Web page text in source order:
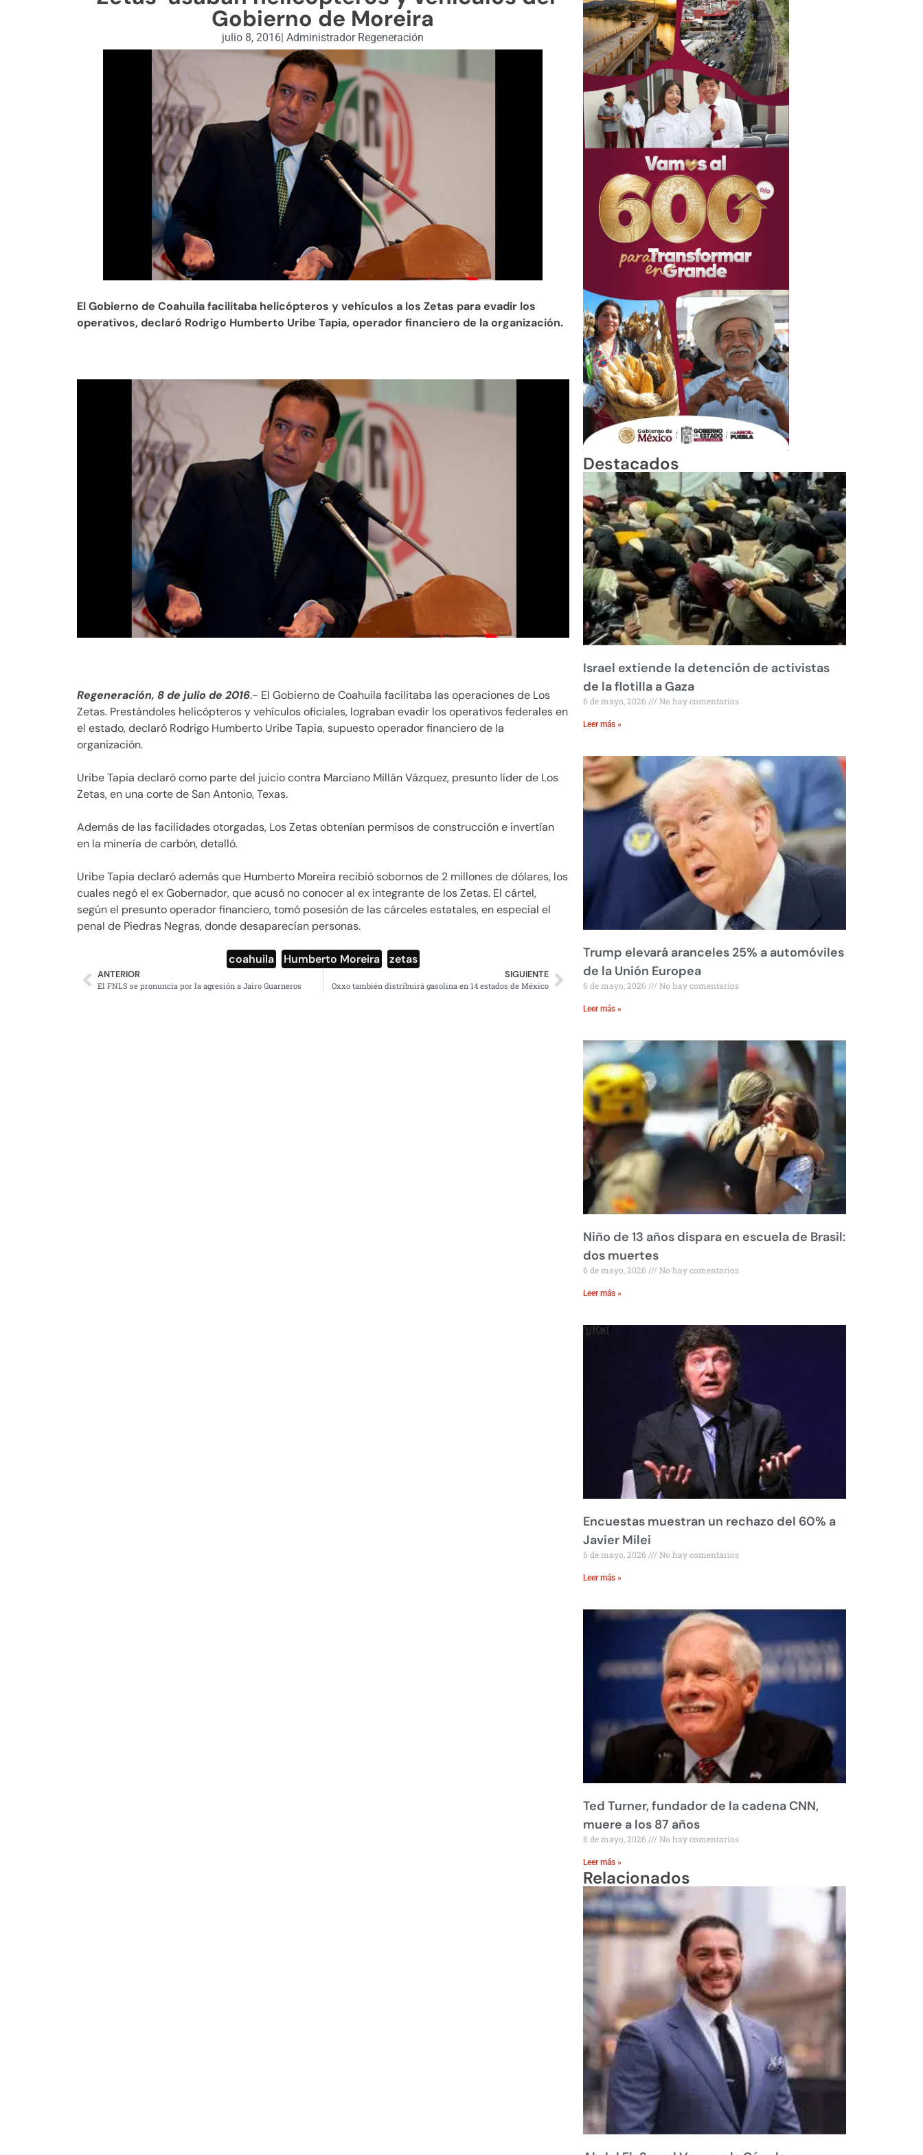
Gobierno de Moreira
julio 8, 2016 Administrador Regeneración
El Gobierno de Coahuila facilitaba helicópteros y vehículos a los Zetas para evadir los
operativos, declaró Rodrigo Humberto Uribe Tapia, operador financiero de la organización.
Regeneración, 8 de julio de 2016.- El Gobierno de Coahuila facilitaba las operaciones de Los
Zetas. Prestándoles helicópteros y vehículos oficiales, lograban evadir los operativos federales en
el estado, declaró Rodrigo Humberto Uribe Tapia, supuesto operador financiero de la
organización.
Uribe Tapia declaró como parte del juicio contra Marciano Millán Vázquez, presunto líder de Los
Zetas, en una corte de San Antonio, Texas.
Además de las facilidades otorgadas, Los Zetas obtenían permisos de construcción e invertían
en la minería de carbón, detalló.
Uribe Tapia declaró además que Humberto Moreira recibió sobornos de 2 millones de dólares, los
cuales negó el ex Gobernador, que acusó no conocer al ex integrante de los Zetas. El cártel,
según el presunto operador financiero, tomó posesión de las cárceles estatales, en especial el
penal de Piedras Negras, donde desaparecían personas.
coahuila Humberto Moreira zetas
ANTERIOR
El FNLS se pronuncia por la agresión a Jairo Guarneros
SIGUIENTE
Oxxo también distribuirá gasolina en 14 estados de México
Destacados
Israel extiende la detención de activistas
de la flotilla a Gaza
6 de mayo, 2026 No hay comentarios
Leer más »
Trump elevará aranceles 25% a automóviles
de la Unión Europea
6 de mayo, 2026 No hay comentarios
Leer más »
Niño de 13 años dispara en escuela de Brasil:
dos muertes
6 de mayo, 2026 No hay comentarios
Leer más »
Encuestas muestran un rechazo del 60% a
Javier Milei
6 de mayo, 2026 No hay comentarios
Leer más »
Ted Turner, fundador de la cadena CNN,
muere a los 87 años
6 de mayo, 2026 No hay comentarios
Leer más »
Relacionados